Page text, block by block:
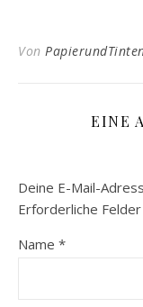
Von
EINE
Deine E-Mail-
Erforderliche
Name *